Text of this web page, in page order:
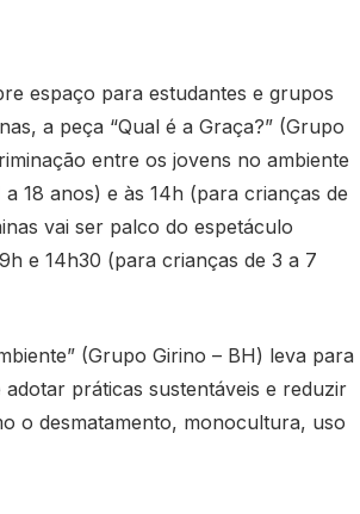
espaço para estudantes e grupos
a peça “Qual é a Graça?” (Grupo
entre os jovens no ambiente
18 anos) e às 14h (para crianças de
vai ser palco do espetáculo
e 14h30 (para crianças de 3 a 7
(Grupo Girino – BH) leva para
práticas sustentáveis e reduzir
o desmatamento, monocultura, uso